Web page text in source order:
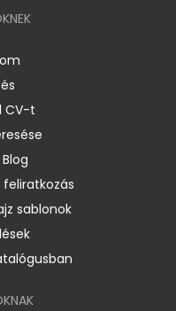
CV-t
feliratkozás
sablonok